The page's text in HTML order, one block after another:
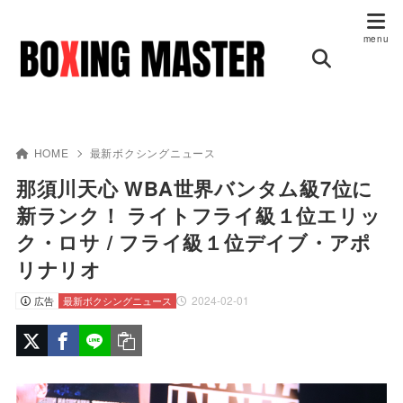
HOME 最新ボクシングニュース
那須川天心 WBA世界バンタム級7位に
新ランク！ ライトフライ級１位エリッ
ク・ロサ / フライ級１位デイブ・アポ
リナリオ
広告 2024-02-01
最新ボクシングニュース